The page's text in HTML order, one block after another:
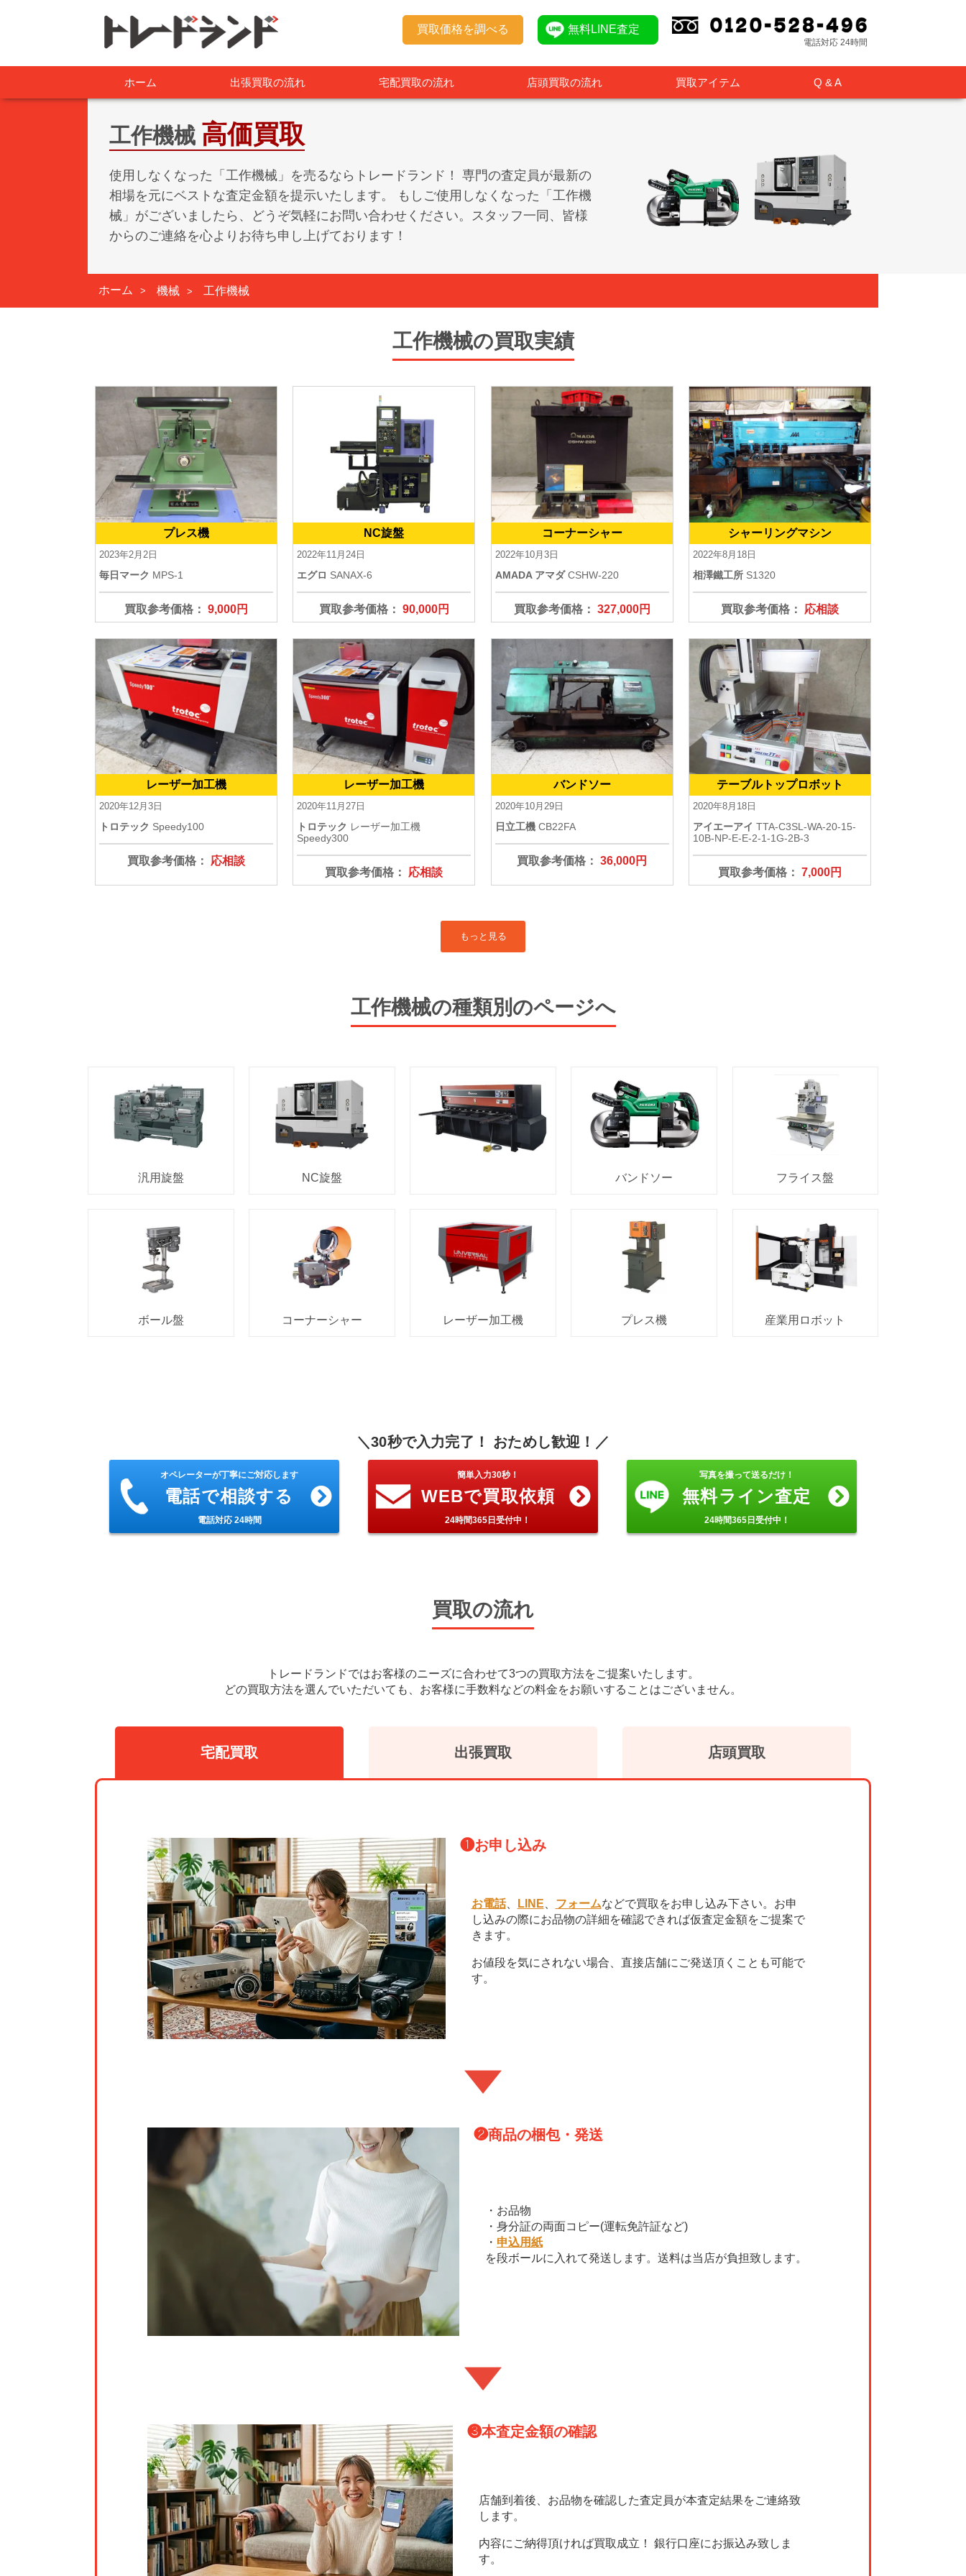
買取価格を調べる 無料LINE査定
電話対応 24時間
ホーム 出張買取の流れ 宅配買取の流れ 店頭買取の流れ 買取アイテム Q & A
工作機械 高価買取
使用しなくなった「工作機械」を売るならトレードランド！ 専門の査定員が最新の
相場を元にベストな査定金額を提示いたします。 もしご使用しなくなった「工作機
械」がございましたら、どうぞ気軽にお問い合わせください。スタッフ一同、皆様
からのご連絡を心よりお待ち申し上げております！
ホーム 機械 工作機械
工作機械の買取実績
プレス機
2023年2月2日
毎日マーク MPS-1
買取参考価格： 9,000円
NC旋盤
2022年11月24日
エグロ SANAX-6
買取参考価格： 90,000円
コーナーシャー
2022年10月3日
AMADA アマダCSHW-220
買取参考価格： 327,000円
シャーリングマシン
2022年8月18日
相澤鐵工所 S1320
買取参考価格： 応相談
レーザー加工機
2020年12月3日
トロテック Speedy100
買取参考価格： 応相談
レーザー加工機
2020年11月27日
トロテック レーザー加工機
Speedy300
買取参考価格： 応相談
バンドソー
2020年10月29日
日立工機CB22FA
買取参考価格：36,000円
テーブルトップロボット
2020年8月18日
アイエーアイ TTA-C3SL-WA-20-15-
10B-NP-E-E-2-1-1G-2B-3
買取参考価格：7,000円
もっと見る
工作機械の種類別のページへ
汎用旋盤 NC旋盤 バンドソー フライス盤
ボール盤 コーナーシャー レーザー加工機 プレス機 産業用ロボット
＼30秒で入力完了！ おためし歓迎！／
オペレーターが丁寧にご対応します
電話で相談する
電話対応 24時間
簡単入力30秒！
WEBで買取依頼
24時間365日受付中！
写真を撮って送るだけ！
無料ライン査定
24時間365日受付中！
買取の流れ
トレードランドではお客様のニーズに合わせて3つの買取方法をご提案いたします。
どの買取方法を選んでいただいても、お客様に手数料などの料金をお願いすることはございません。
宅配買取 出張買取 店頭買取
❶お申し込み
お電話、 LINE フォームなどで買取をお申し込み下さい。お申
し込みの際にお品物の詳細を確認できれば仮査定金額をご提案で
きます。
お値段を気にされない場合、直接店舗にご発送頂くことも可能で
す。
❷商品の梱包・発送
・お品物
・身分証の両面コピー(運転免許証など)
・ 申込用紙
を段ボールに入れて発送します。送料は当店が負担致します。
❸本査定金額の確認
店舗到着後、お品物を確認した査定員が本査定結果をご連絡致
します。
内容にご納得頂ければ買取成立！ 銀行口座にお振込み致しま
す。